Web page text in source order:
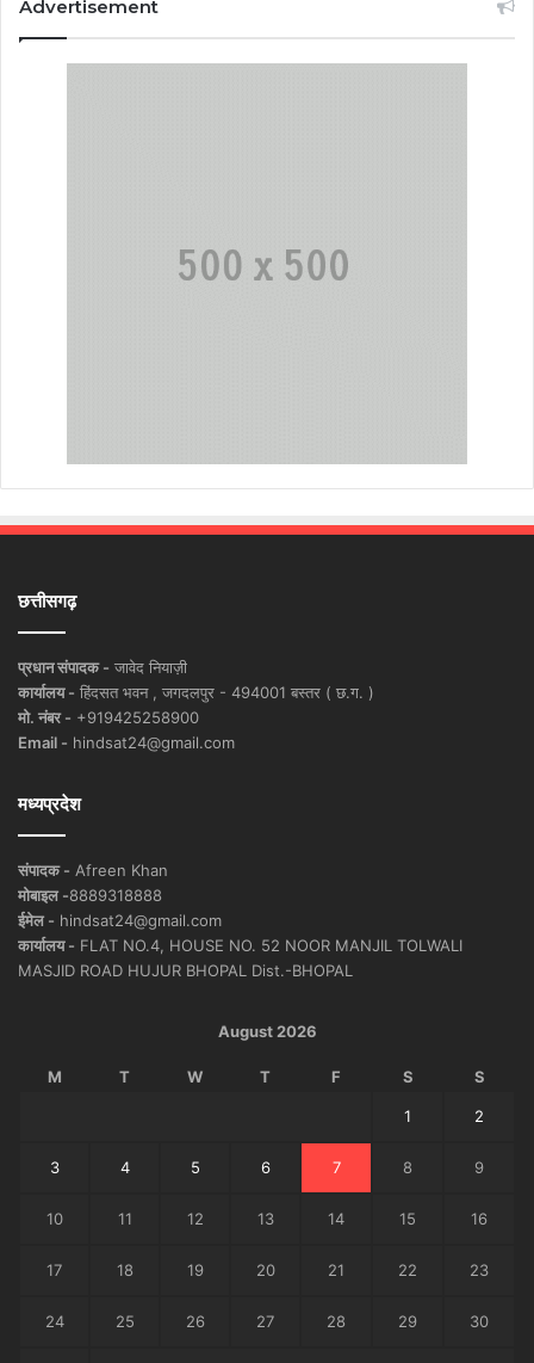
Advertisement
छत्तीसगढ़
प्रधान संपादक - जावेद नियाज़ी
कार्यालय - हिंदसत भवन , जगदलपुर - 494001 बस्तर ( छ.ग. )
मो. नंबर - +919425258900
Email - hindsat24@gmail.com
मध्यप्रदेश
संपादक - Afreen Khan
मोबाइल -8889318888
ईमेल - hindsat24@gmail.com
कार्यालय - FLAT NO.4, HOUSE NO. 52 NOOR MANJIL TOLWALI
MASJID ROAD HUJUR BHOPAL Dist.-BHOPAL
August 2026
M T W T F S S
1 2
3 4 5 6 7 8 9
10 11 12 13 14 15 16
17 18 19 20 21 22 23
24 25 26 27 28 29 30